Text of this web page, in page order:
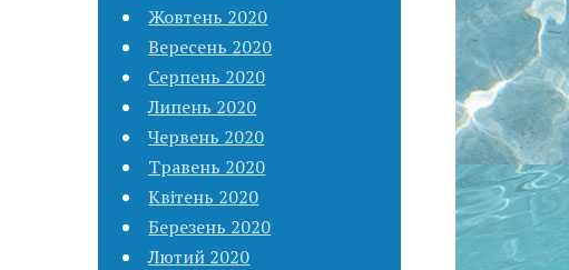
Жовтень 2020
Вересень 2020
Серпень 2020
Липень 2020
Червень 2020
Травень 2020
Квітень 2020
Березень 2020
Лютий 2020